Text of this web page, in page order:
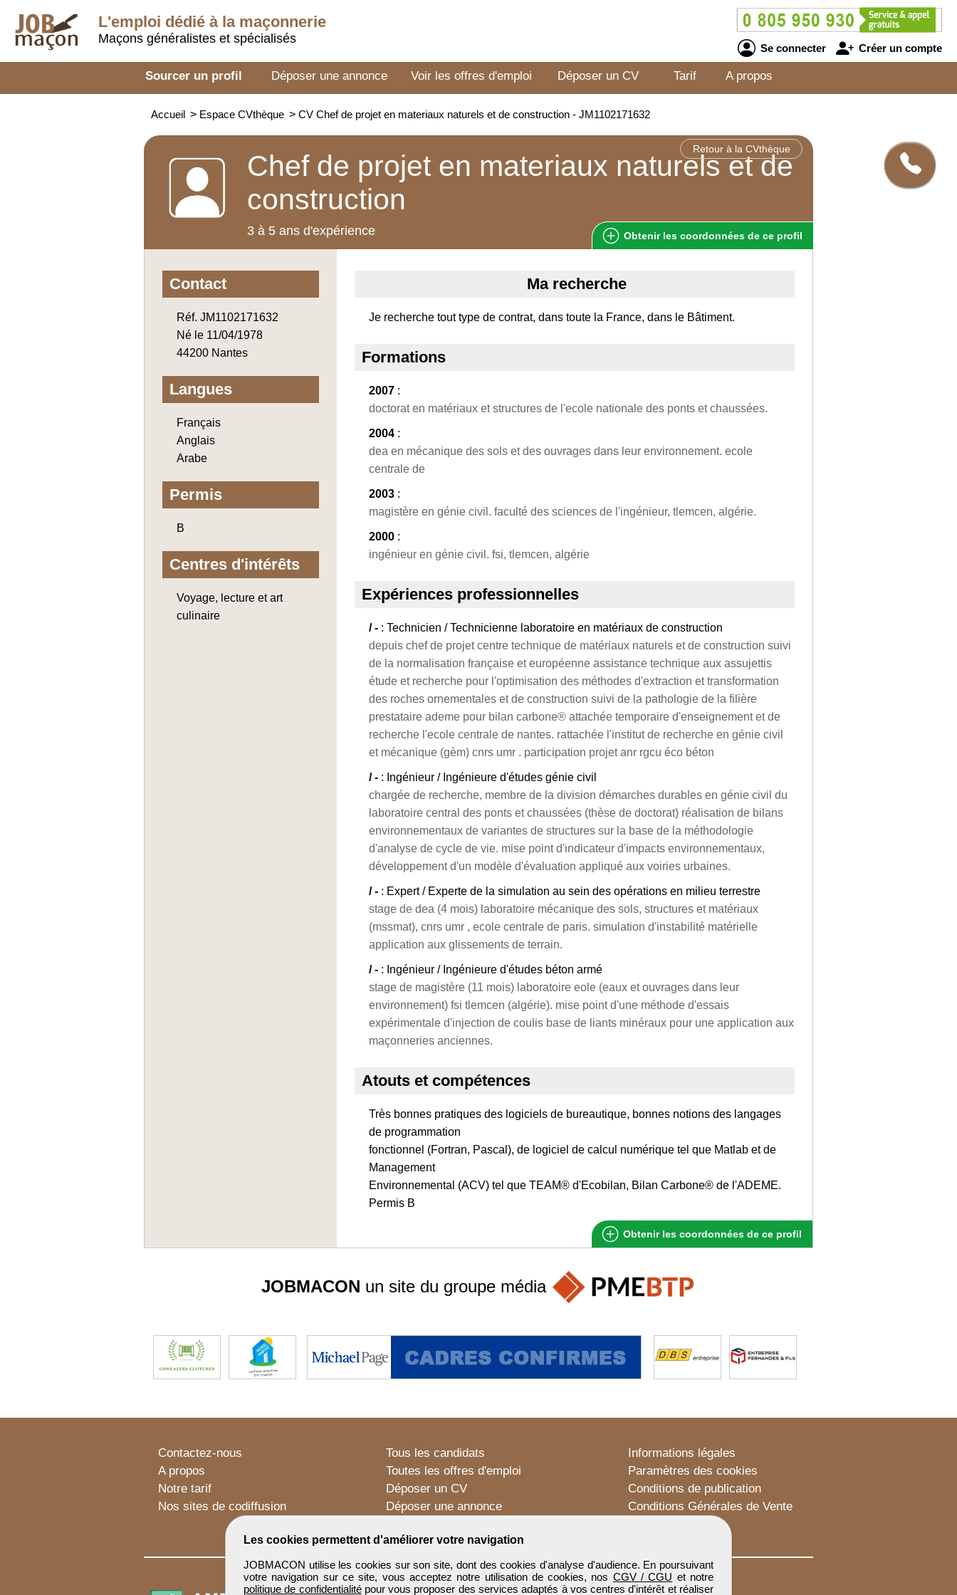
L'emploi dédié à la maçonnerie
Maçons généralistes et spécialisés
Se connecter Créer un compte
Sourcer un profil Déposer une annonce Voir les offres d'emploi Déposer un CV Tarif A propos
Accueil > Espace CVthèque > CV Chef de projet en materiaux naturels et de construction - JM1102171632
Retour à la CVthèque
Chef de projet en materiaux naturels et de
construction
3 à 5 ans d'expérience Obtenir les coordonnées de ce profil
Contact
Réf. JM1102171632
Né le 11/04/1978
44200 Nantes
Langues
Français
Anglais
Arabe
Permis
B
Centres d'intérêts
Voyage, lecture et art
culinaire
Ma recherche
Je recherche tout type de contrat, dans toute la France, dans le Bâtiment.
Formations
2007 :
doctorat en matériaux et structures de l'ecole nationale des ponts et chaussées.
2004 :
dea en mécanique des sols et des ouvrages dans leur environnement. ecole
centrale de
2003 :
magistère en génie civil. faculté des sciences de l'ingénieur, tlemcen, algérie.
2000 :
ingénieur en génie civil. fsi, tlemcen, algérie
Expériences professionnelles
/ - : Technicien / Technicienne laboratoire en matériaux de construction
depuis chef de projet centre technique de matériaux naturels et de construction suivi
de la normalisation française et européenne assistance technique aux assujettis
étude et recherche pour l'optimisation des méthodes d'extraction et transformation
des roches ornementales et de construction suivi de la pathologie de la filière
prestataire ademe pour bilan carbone® attachée temporaire d'enseignement et de
recherche l'ecole centrale de nantes. rattachée l'institut de recherche en génie civil
et mécanique (gèm) cnrs umr . participation projet anr rgcu éco béton
/ - : Ingénieur / Ingénieure d'études génie civil
chargée de recherche, membre de la division démarches durables en génie civil du
laboratoire central des ponts et chaussées (thèse de doctorat) réalisation de bilans
environnementaux de variantes de structures sur la base de la méthodologie
d'analyse de cycle de vie. mise point d'indicateur d'impacts environnementaux,
développement d'un modèle d'évaluation appliqué aux voiries urbaines.
/ - : Expert / Experte de la simulation au sein des opérations en milieu terrestre
stage de dea (4 mois) laboratoire mécanique des sols, structures et matériaux
(mssmat), cnrs umr , ecole centrale de paris. simulation d'instabilité matérielle
application aux glissements de terrain.
/ - : Ingénieur / Ingénieure d'études béton armé
stage de magistère (11 mois) laboratoire eole (eaux et ouvrages dans leur
environnement) fsi tlemcen (algérie). mise point d'une méthode d'essais
expérimentale d'injection de coulis base de liants minéraux pour une application aux
maçonneries anciennes.
Atouts et compétences
Très bonnes pratiques des logiciels de bureautique, bonnes notions des langages
de programmation
fonctionnel (Fortran, Pascal), de logiciel de calcul numérique tel que Matlab et de
Management
Environnemental (ACV) tel que TEAM® d'Ecobilan, Bilan Carbone® de l'ADEME.
Permis B
Obtenir les coordonnées de ce profil
Les cookies permettent d'améliorer votre navigation
JOBMACON utilise les cookies sur son site, dont des cookies d'analyse d'audience. En poursuivant
votre navigation sur ce site, vous acceptez notre utilisation de cookies, nos CGV / CGU et notre
politique de confidentialitépour vous proposer des services adaptés à vos centres d'intérêt et réaliser
JOBMACON un site du groupe média
Contactez-nous
A propos
Notre tarif
Nos sites de codiffusion
Tous les candidats
Toutes les offres d'emploi
Déposer un CV
Déposer une annonce
Informations légales
Paramètres des cookies
Conditions de publication
Conditions Générales de Vente